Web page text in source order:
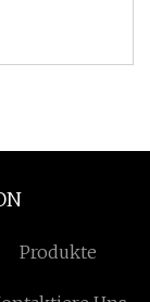
Produkte